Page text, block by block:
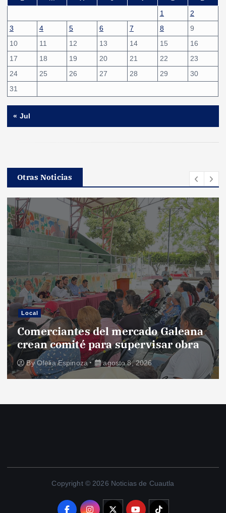
1
2
3
4 5 6 7 8
9
10
11 12 13 14 15
16
17
18 19 20 21 22
23
24
25 26 27 28 29
30
31
« Jul
Otras Noticias
Local
Comerciantes del mercado Galeana
crean comité para supervisar obra
ByOfelia Espinoza agosto 8, 2026
Copyright © 2026 Noticias de Cuautla